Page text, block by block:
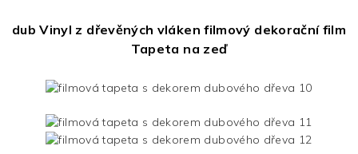
dubVinyl z dřevěných vlákenfilmový dekorační film
Tapeta na zeď